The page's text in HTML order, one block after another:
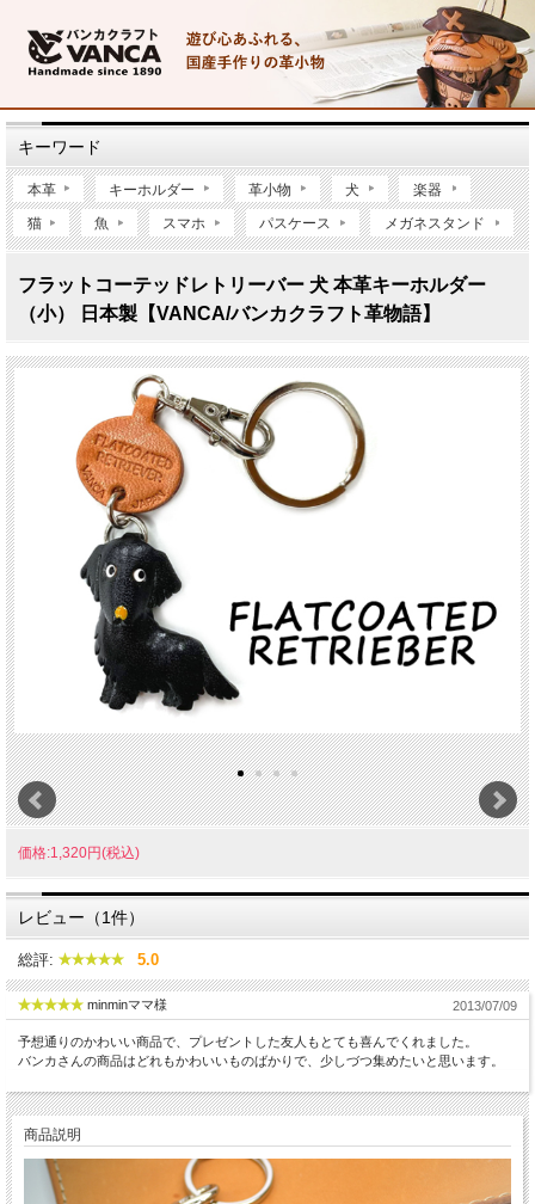
キーワード
本革 キーホルダー 革小物 犬 楽器
猫 魚 スマホ パスケース メガネスタンド
フラットコーテッドレトリーバー 犬 本革キーホルダー
（小） 日本製【VANCA/バンカクラフト革物語】
価格:1,320円(税込)
レビュー（1件）
総評: 5.0
minminママ様 2013/07/09
予想通りのかわいい商品で、プレゼントした友人もとても喜んでくれました。
バンカさんの商品はどれもかわいいものばかりで、少しづつ集めたいと思います。
商品説明